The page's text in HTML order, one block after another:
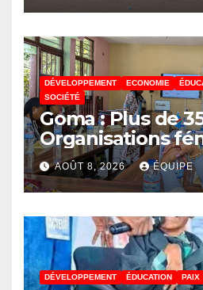
DÉVELOPPEMENT ECONOMIE
SOCIÉTÉ
Goma : Plus de
Organisations
associations des
réunies pour
AOÛT 8, 2026 ÉQUIPE
DÉVELOPPEMENT ÉDUCATION PAIX